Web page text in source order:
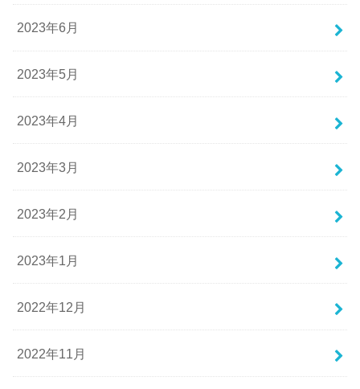
2023年6月
2023年5月
2023年4月
2023年3月
2023年2月
2023年1月
2022年12月
2022年11月